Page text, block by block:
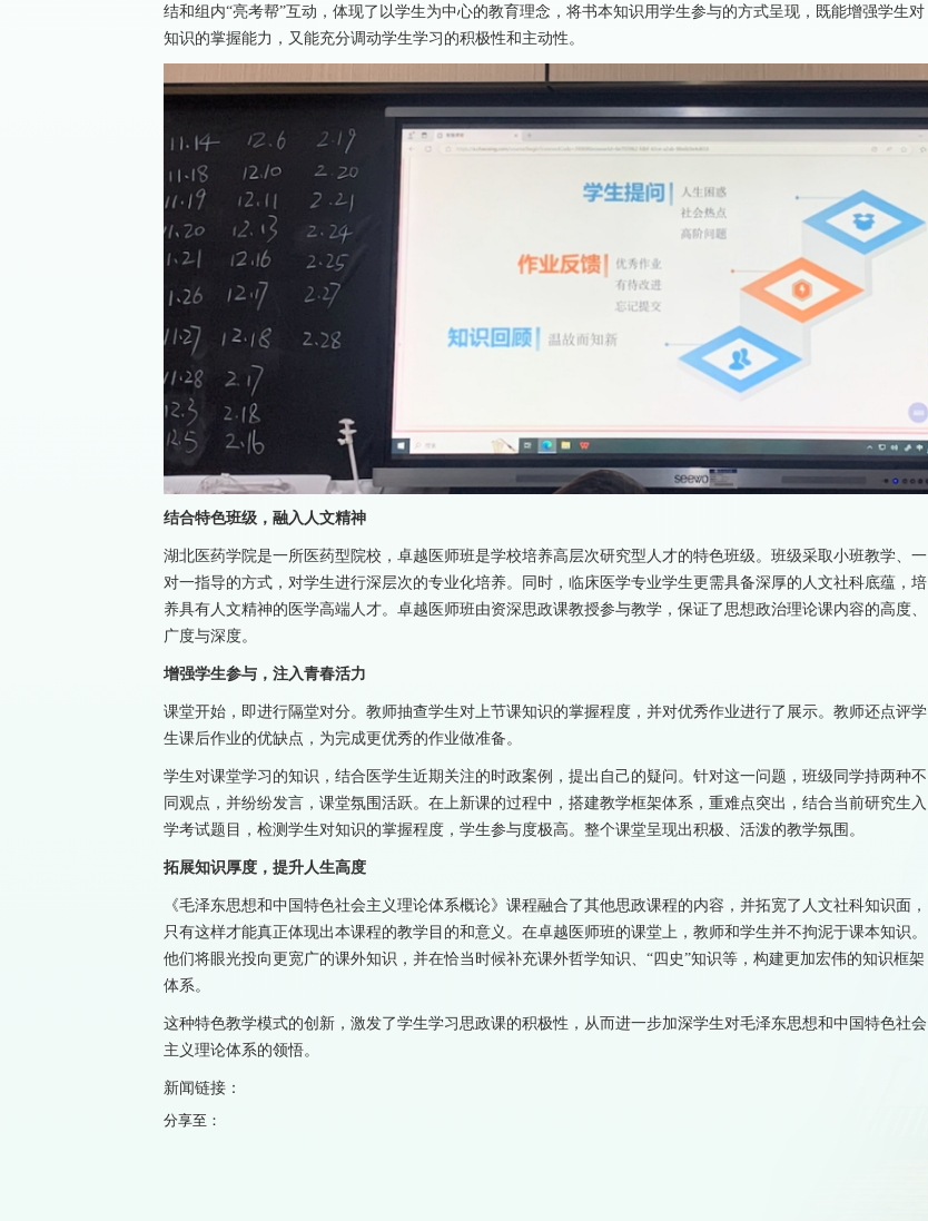
结和组内“亮考帮”互动，体现了以学生为中心的教育理念，将书本知识用学生参与的方式呈现，既能增强学生对
知识的掌握能力，又能充分调动学生学习的积极性和主动性。
结合特色班级，融入人文精神
湖北医药学院是一所医药型院校，卓越医师班是学校培养高层次研究型人才的特色班级。班级采取小班教学、一
对一指导的方式，对学生进行深层次的专业化培养。同时，临床医学专业学生更需具备深厚的人文社科底蕴，培
养具有人文精神的医学高端人才。卓越医师班由资深思政课教授参与教学，保证了思想政治理论课内容的高度、
广度与深度。
增强学生参与，注入青春活力
课堂开始，即进行隔堂对分。教师抽查学生对上节课知识的掌握程度，并对优秀作业进行了展示。教师还点评学
生课后作业的优缺点，为完成更优秀的作业做准备。
学生对课堂学习的知识，结合医学生近期关注的时政案例，提出自己的疑问。针对这一问题，班级同学持两种不
同观点，并纷纷发言，课堂氛围活跃。在上新课的过程中，搭建教学框架体系，重难点突出，结合当前研究生入
学考试题目，检测学生对知识的掌握程度，学生参与度极高。整个课堂呈现出积极、活泼的教学氛围。
拓展知识厚度，提升人生高度
《毛泽东思想和中国特色社会主义理论体系概论》课程融合了其他思政课程的内容，并拓宽了人文社科知识面，
只有这样才能真正体现出本课程的教学目的和意义。在卓越医师班的课堂上，教师和学生并不拘泥于课本知识。
他们将眼光投向更宽广的课外知识，并在恰当时候补充课外哲学知识、“四史”知识等，构建更加宏伟的知识框架
体系。
这种特色教学模式的创新，激发了学生学习思政课的积极性，从而进一步加深学生对毛泽东思想和中国特色社会
主义理论体系的领悟。
新闻链接：
分享至：